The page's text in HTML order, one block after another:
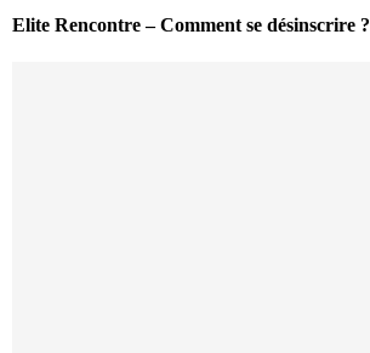
Elite Rencontre – Comment se désinscrire ?